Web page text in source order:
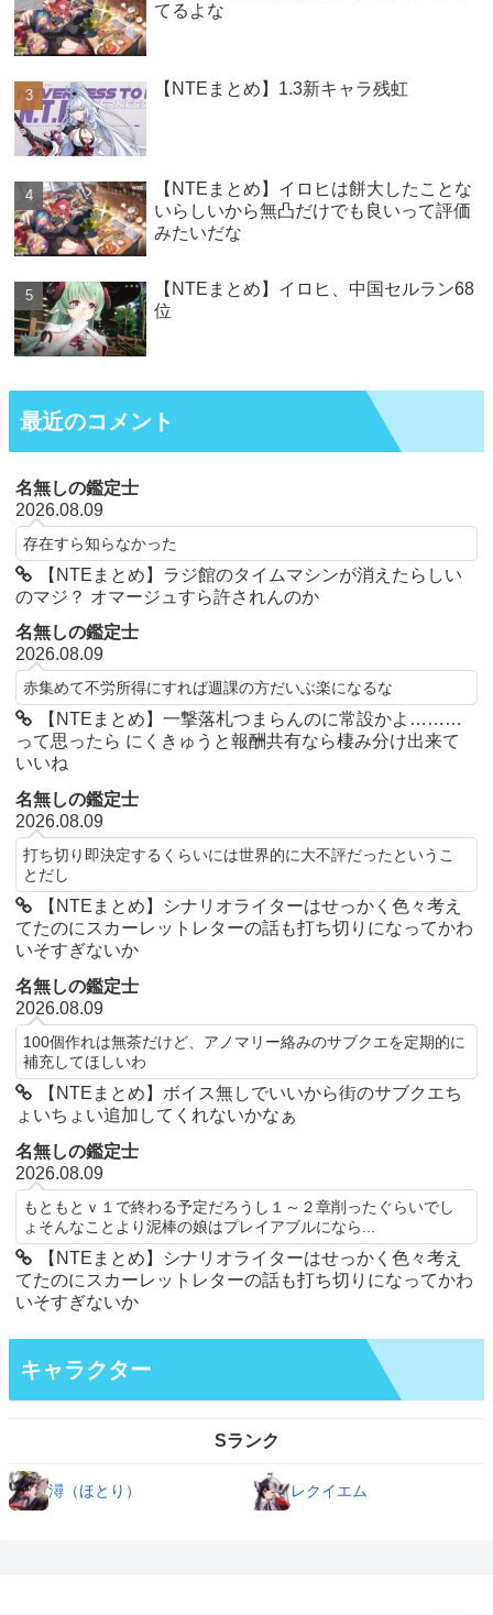
てるよな
【NTEまとめ】1.3新キャラ残虹
【NTEまとめ】イロヒは餅大したことな
いらしいから無凸だけでも良いって評価
みたいだな
【NTEまとめ】イロヒ、中国セルラン68
位
最近のコメント
名無しの鑑定士
2026.08.09
存在すら知らなかった
【NTEまとめ】ラジ館のタイムマシンが消えたらしい
のマジ？ オマージュすら許されんのか
名無しの鑑定士
2026.08.09
赤集めて不労所得にすれば週課の方だいぶ楽になるな
【NTEまとめ】一撃落札つまらんのに常設かよ………
って思ったら にくきゅうと報酬共有なら棲み分け出来て
いいね
名無しの鑑定士
2026.08.09
打ち切り即決定するくらいには世界的に大不評だったというこ
とだし
【NTEまとめ】シナリオライターはせっかく色々考え
てたのにスカーレットレターの話も打ち切りになってかわ
いそすぎないか
名無しの鑑定士
2026.08.09
100個作れは無茶だけど、アノマリー絡みのサブクエを定期的に
補充してほしいわ
【NTEまとめ】ボイス無しでいいから街のサブクエち
ょいちょい追加してくれないかなぁ
名無しの鑑定士
2026.08.09
もともとｖ１で終わる予定だろうし１～２章削ったぐらいでし
ょそんなことより泥棒の娘はプレイアブルになら...
【NTEまとめ】シナリオライターはせっかく色々考え
てたのにスカーレットレターの話も打ち切りになってかわ
いそすぎないか
キャラクター
Sランク
潯（ほとり） レクイエム